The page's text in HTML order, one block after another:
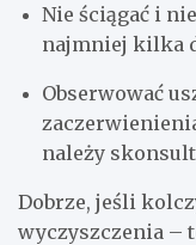
Nie ściągać i
najmniej kilka
Obserwować
należy
Dobrze, jeśli
wyczyszczenia –